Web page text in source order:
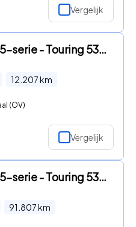
Vergelijk
BMW 5-serie - Touring 530e xDrive M-Sport Pro | Stoelventilatie | Bowers &
12.207km
(OV)
Vergelijk
BMW 5-serie - Touring 530e High Executive Panoramadak Navigatie Apple Carp
91.807km